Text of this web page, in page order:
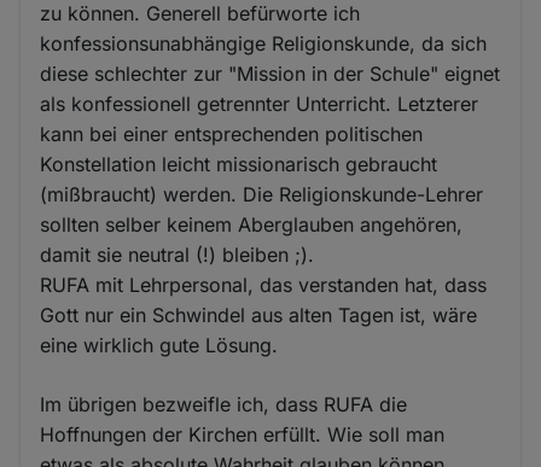
zu können. Generell befürworte ich
konfessionsunabhängige Religionskunde, da sich
diese schlechter zur "Mission in der Schule" eignet
als konfessionell getrennter Unterricht. Letzterer
kann bei einer entsprechenden politischen
Konstellation leicht missionarisch gebraucht
(mißbraucht) werden. Die Religionskunde-Lehrer
sollten selber keinem Aberglauben angehören,
damit sie neutral (!) bleiben ;).
RUFA mit Lehrpersonal, das verstanden hat, dass
Gott nur ein Schwindel aus alten Tagen ist, wäre
eine wirklich gute Lösung.
Im übrigen bezweifle ich, dass RUFA die
Hoffnungen der Kirchen erfüllt. Wie soll man